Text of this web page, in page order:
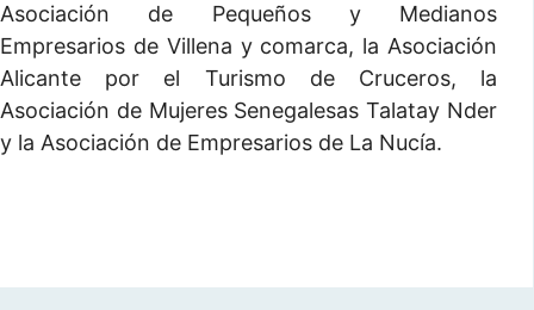
Asociación de Pequeños y Medianos
Empresarios de Villena y comarca, la Asociación
Alicante por el Turismo de Cruceros, la
Asociación de Mujeres Senegalesas Talatay Nder
y la Asociación de Empresarios de La Nucía.